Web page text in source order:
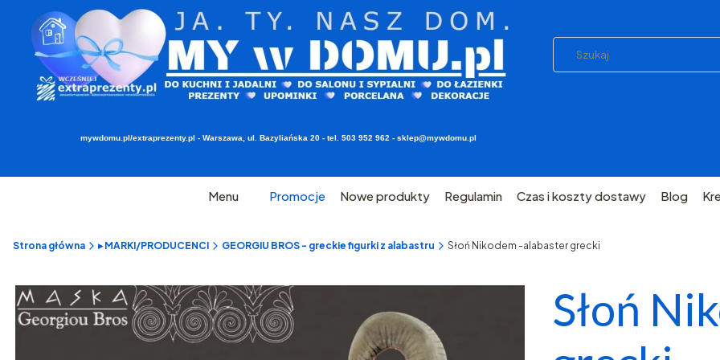
mywdomu.pl/extraprezenty.pl - Warszawa, ul. Bazyliańska 20 - tel. 503 952 962 - sklep@mywdomu.pl
Menu Promocje Nowe produkty Regulamin Czas i koszty dostawy Blog
Strona główna ▸ MARKI/PRODUCENCI GEORGIU BROS - greckie figurki z alabastru Słoń Nikodem -alabaster grecki
Słoń